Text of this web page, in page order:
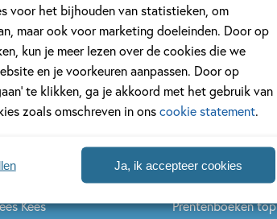
voor het bijhouden van statistieken, om
maar ook voor marketing doeleinden. Door op
kun je meer lezen over de cookies die we
en je voorkeuren aanpassen. Door op
te klikken, ga je akkoord met het gebruik van
zoals omschreven in onscookie statement.
Ja, ik accepteer cookies
& karakters
Gorgels
Man
en Sproet
Kees
Inspiratie &
Kinderboekenweek
Kinderjury
Nationale
Griffels en Penselen
Woutertje Pieterse
Kinderboeken top 10
Prentenboeken